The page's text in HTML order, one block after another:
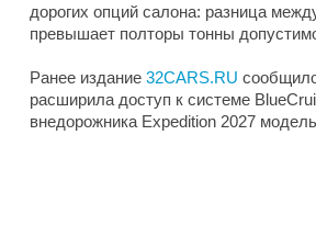
дорогих опций салона: разница
превышает полторы тонны
Ранее издание 32CARS.RU
расширила доступ к системе
внедорожника Expedition 2027